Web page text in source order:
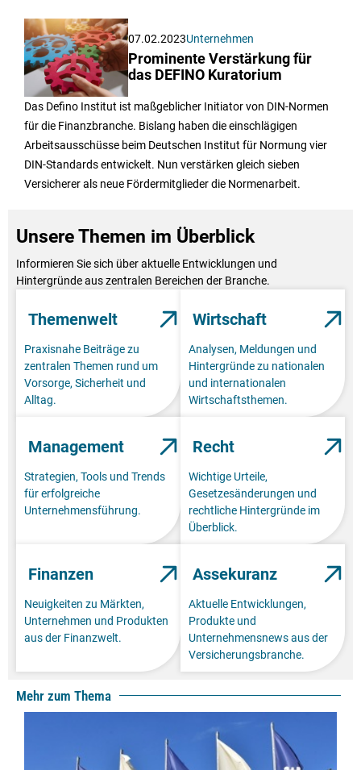
07.02.2023Unternehmen
Prominente Verstärkung für
das DEFINO Kuratorium
Das Defino Institut ist maßgeblicher Initiator von DIN-Normen
für die Finanzbranche. Bislang haben die einschlägigen
Arbeitsausschüsse beim Deutschen Institut für Normung vier
DIN-Standards entwickelt. Nun verstärken gleich sieben
Versicherer als neue Fördermitglieder die Normenarbeit.
Unsere Themen im Überblick
Informieren Sie sich über aktuelle Entwicklungen und
Hintergründe aus zentralen Bereichen der Branche.
Themenwelt
Praxisnahe Beiträge zu
zentralen Themen rund um
Vorsorge, Sicherheit und
Alltag.
Wirtschaft
Analysen, Meldungen und
Hintergründe zu nationalen
und internationalen
Wirtschaftsthemen.
Management
Strategien, Tools und Trends
für erfolgreiche
Unternehmensführung.
Recht
Wichtige Urteile,
Gesetzesänderungen und
rechtliche Hintergründe im
Überblick.
Finanzen
Neuigkeiten zu Märkten,
Unternehmen und Produkten
aus der Finanzwelt.
Assekuranz
Aktuelle Entwicklungen,
Produkte und
Unternehmensnews aus der
Versicherungsbranche.
Mehr zum Thema